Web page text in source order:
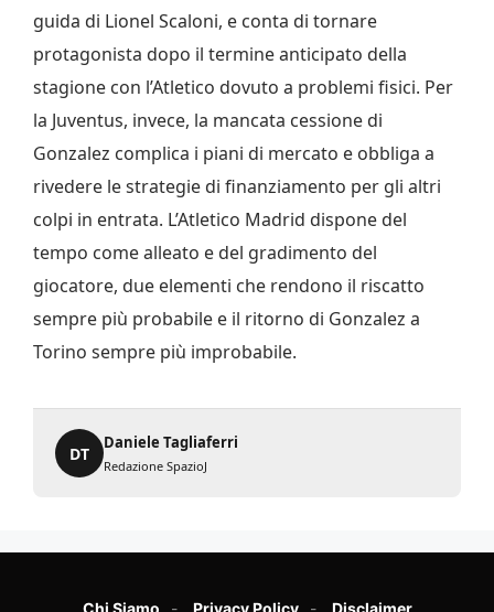
guida di Lionel Scaloni, e conta di tornare
protagonista dopo il termine anticipato della
stagione con l’Atletico dovuto a problemi fisici. Per
la Juventus, invece, la mancata cessione di
Gonzalez complica i piani di mercato e obbliga a
rivedere le strategie di finanziamento per gli altri
colpi in entrata. L’Atletico Madrid dispone del
tempo come alleato e del gradimento del
giocatore, due elementi che rendono il riscatto
sempre più probabile e il ritorno di Gonzalez a
Torino sempre più improbabile.
DT
Daniele Tagliaferri
Redazione SpazioJ